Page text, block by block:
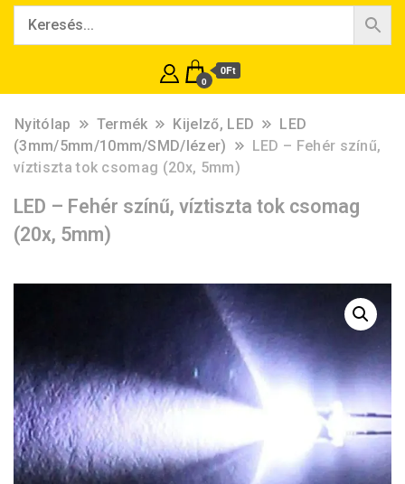
0
0Ft
Nyitólap Termék Kijelző, LED
LED
(3mm/5mm/10mm/SMD/lézer)
LED – Fehér színű,
víztiszta tok csomag (20x, 5mm)
LED – Fehér színű, víztiszta tok csomag
(20x, 5mm)